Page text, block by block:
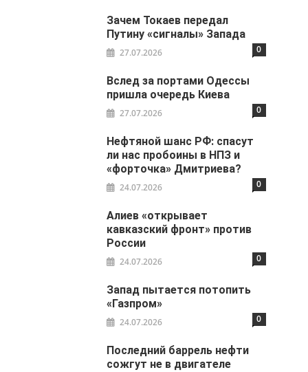
Зачем Токаев передал
Путину «сигналы» Запада
27.07.2026 0
Вслед за портами Одессы
пришла очередь Киева
27.07.2026 0
Нефтяной шанс РФ: спасут
ли нас пробоины в НПЗ и
«форточка» Дмитриева?
24.07.2026 0
Алиев «открывает
кавказский фронт» против
России
24.07.2026 0
Запад пытается потопить
«Газпром»
24.07.2026 0
Последний баррель нефти
сожгут не в двигателе